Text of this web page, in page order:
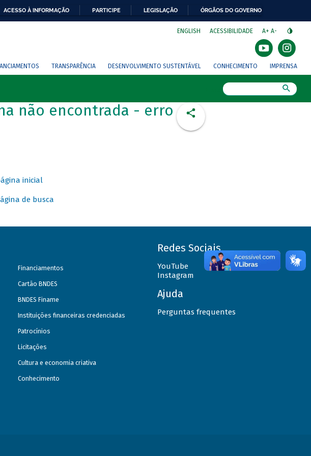
ACESSO À INFORMAÇÃO PARTICIPE LEGISLAÇÃO ÓRGÃOS DO GOVERNO
ENGLISH ACESSIBILIDADE A+ A-
TRANSPARÊNCIA DESENVOLVIMENTO SUSTENTÁVEL CONHECIMENTO IMPRENSA
não encontrada - erro
inicial
de busca
Financiamentos
Cartão BNDES
BNDES Finame
Instituições financeiras credenciadas
Patrocínios
Licitações
Cultura e economia criativa
Conhecimento
Redes Sociais
YouTube
Instagram
Ajuda
Perguntas frequentes